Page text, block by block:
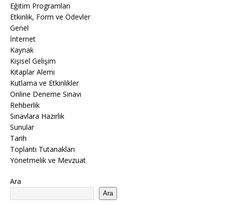
Eğitim Programları
Etkinlik, Form ve Ödevler
Genel
İnternet
Kaynak
Kişisel Gelişim
Kitaplar Alemi
Kutlama ve Etkinlikler
Online Deneme Sınavı
Rehberlik
Sınavlara Hazırlık
Sunular
Tarih
Toplantı Tutanakları
Yönetmelik ve Mevzuat
Ara
Ara